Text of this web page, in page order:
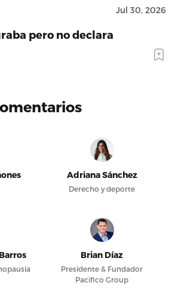
Jul 30, 2026
pero no declara
Adriana Sánchez
Derecho y deporte
Brian Díaz
Presidente & Fundador
Pacifico Group